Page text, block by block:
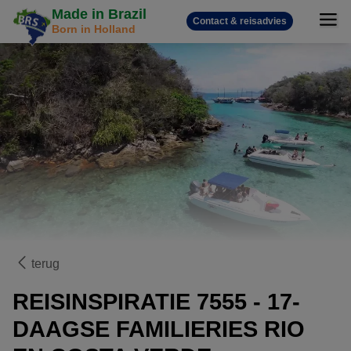
Made in Brazil
Born in Holland
Contact & reisadvies
terug
REISINSPIRATIE 7555 - 17-
DAAGSE FAMILIERIES RIO